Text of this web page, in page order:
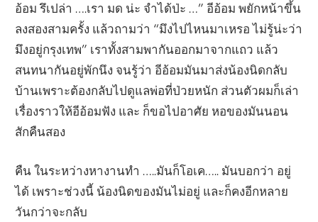
อ้อม รึเปล่า ….เรา มด น่ะ จำได้ป่ะ …” อีอ้อม พยักหน้าขึ้น
ลงสองสามครั้ง แล้วถามว่า “มึงไปไหนมาเหรอ ไม่รู้น่ะว่า
มึงอยู่กรุงเทพ” เราทั้งสามพากันออกมาจากแถว แล้ว
สนทนากันอยู่พักนึง จนรู้ว่า อีอ้อมมันมาส่งน้องนิดกลับ
บ้านเพราะต้องกลับไปดูแลพ่อที่ป่วยหนัก ส่วนตัวผมก็เล่า
เรื่องราวให้อีอ้อมฟัง และ ก็ขอไปอาศัย หอของมันนอน
สักคืนสอง
คืน ในระหว่างหางานทำ …..มันก็โอเค….. มันบอกว่า อยู่
ได้ เพราะช่วงนี้ น้องนิดของมันไม่อยู่ และก็คงอีกหลาย
วันกว่าจะกลับ